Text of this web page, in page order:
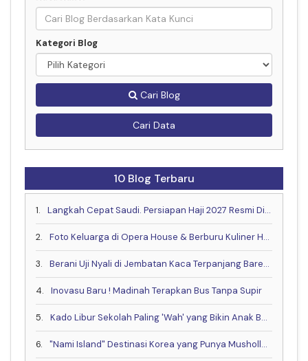
Kategori Blog
Cari Blog
Cari Data
10 Blog Terbaru
1. Langkah Cepat Saudi. Persiapan Haji 2027 Resmi Dimulai Lebih Awal
2. Foto Keluarga di Opera House & Berburu Kuliner Halal yang Lagi Hits di Sydney
3. Berani Uji Nyali di Jembatan Kaca Terpanjang Bareng Keluarga?
4. Inovasu Baru ! Madinah Terapkan Bus Tanpa Supir
5. Kado Libur Sekolah Paling 'Wah' yang Bikin Anak Betah!
6. "Nami Island" Destinasi Korea yang Punya Musholla & Resto Halal .